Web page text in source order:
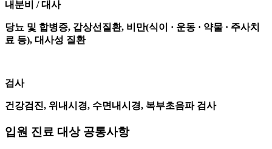
내분비 / 대사
당뇨 및 합병증, 갑상선질환, 비만(식이 · 운동 · 약물 · 주사치
료 등), 대사성 질환
검사
건강검진, 위내시경, 수면내시경, 복부초음파 검사
입원 진료 대상 공통사항